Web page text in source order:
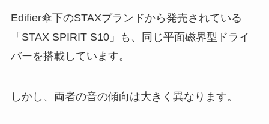
Edifier傘下のSTAXブランドから発売されている
「STAX SPIRIT S10」も、同じ平面磁界型ドライ
バーを搭載しています。
しかし、両者の音の傾向は大きく異なります。